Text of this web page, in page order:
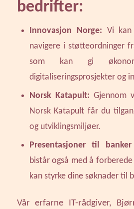
bedrifter:
Innovasjon Norge: Vi
navigere i støtteordninger
som kan gi
digitaliseringsprosjekter og
Norsk Katapult: Gjennom
Norsk Katapult får du
og utviklingsmiljøer.
Presentasjoner til
bistår også med å
kan styrke dine søknader til
Vår erfarne IT-rådgiver,